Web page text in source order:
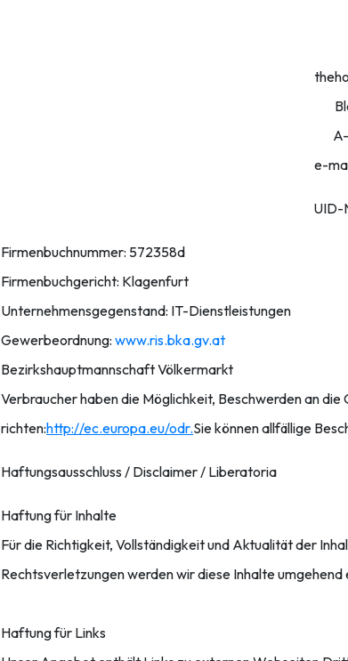
e-
UID-
Firmenbuchnummer: 572358d
Firmenbuchgericht: Klagenfurt
Unternehmensgegenstand: IT-Dienstleistungen
Gewerbeordnung: www.ris.bka.gv.at
Bezirkshauptmannschaft Völkermarkt
Verbraucher haben die Möglichkeit, Beschwerden an
richten:http://ec.europa.eu/odr.Sie können allfällige
Haftungsausschluss / Disclaimer / Liberatoria
Haftung für Inhalte
Für die Richtigkeit, Vollständigkeit und Aktualität der
Rechtsverletzungen werden wir diese Inhalte
Haftung für Links